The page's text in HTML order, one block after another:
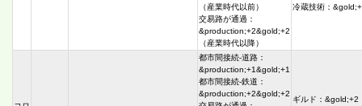
（産業時代以前）
交易路が通過：
&production;+2&gold;+2
（産業時代以降）
冷蔵技術：
都市間接続-道路：
&production;+1&gold;+1
都市間接続-鉄道：
&production;+2&gold;+2
ギルド：&gold;+2